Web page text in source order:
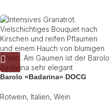
Barolo «Badarina» DOCG
Rotwein, Italien, Wein